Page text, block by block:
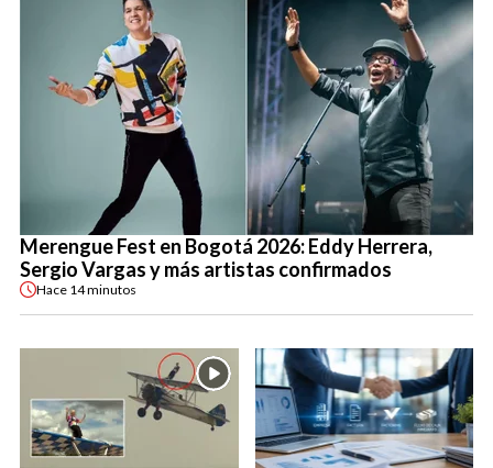
Merengue Fest en Bogotá 2026: Eddy Herrera,
Sergio Vargas y más artistas confirmados
Hace 14 minutos